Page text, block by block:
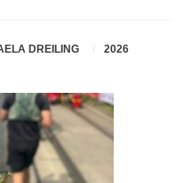
DREILING 2026